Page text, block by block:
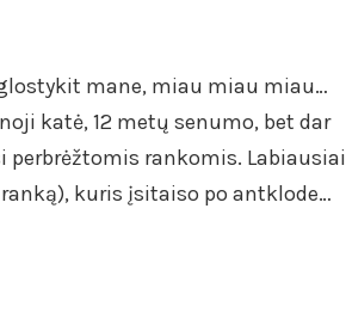
mane, miau miau miau…
katė, 12 metų senumo, bet dar
rankomis. Labiausiai
kuris įsitaiso po antklode…